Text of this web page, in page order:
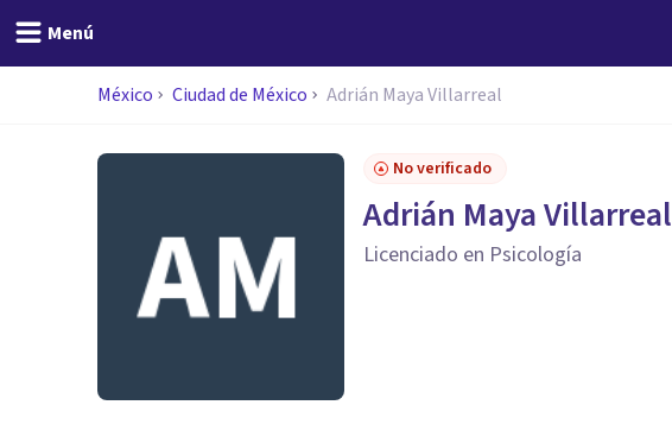
Menú
México Ciudad de México Adrián Maya Villarreal
No verificado
Adrián Maya Villarreal
Licenciado en Psicología